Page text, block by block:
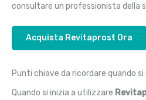
consultare un professionista della
Acquista Revitaprost Ora
Punti chiave da ricordare quando
Quando si inizia a utilizzare